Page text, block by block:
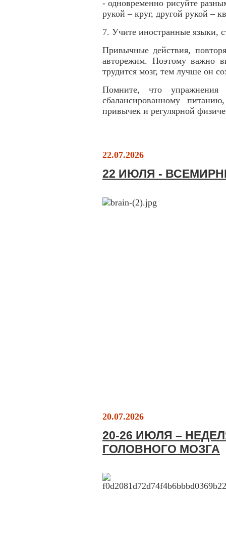
- одновременно рисуйте
рукой – круг, другой рукой –
7. Учите иностранные языки,
Привычные действия,
авторежим. Поэтому важно
трудится мозг, тем лучше он
Помните, что
сбалансированному
привычек и регулярной
22.07.2026
22 ИЮЛЯ -
20.07.2026
20-26 ИЮЛЯ –
ГОЛОВНОГО МОЗГА